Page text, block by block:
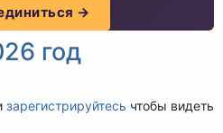
→
год
зарегистрируйтесь чтобы видеть